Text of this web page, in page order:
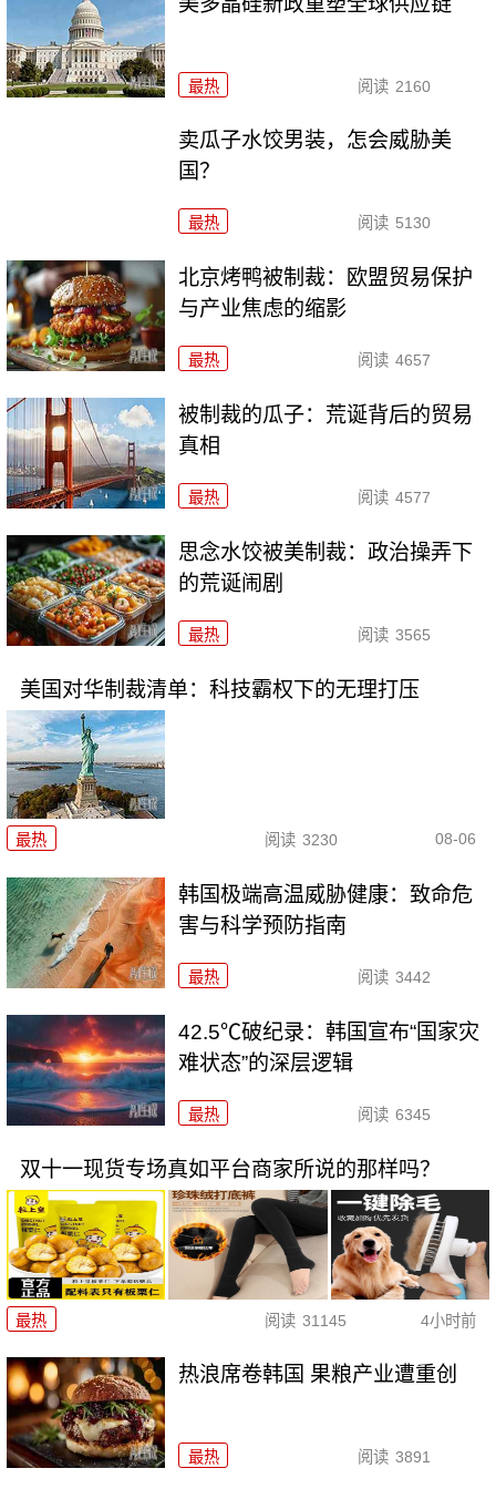
最热 阅读 2160
卖瓜子水饺男装，怎会威胁美
国？
最热 阅读 5130
北京烤鸭被制裁：欧盟贸易保护
与产业焦虑的缩影
最热 阅读 4657
被制裁的瓜子：荒诞背后的贸易
真相
最热 阅读 4577
思念水饺被美制裁：政治操弄下
的荒诞闹剧
最热 阅读 3565
美国对华制裁清单：科技霸权下的无理打压
最热 阅读 3230 08-06
韩国极端高温威胁健康：致命危
害与科学预防指南
最热 阅读 3442
42.5℃破纪录：韩国宣布“国家灾
难状态”的深层逻辑
最热 阅读 6345
双十一现货专场真如平台商家所说的那样吗？
最热 阅读 31145 4小时前
热浪席卷韩国 果粮产业遭重创
最热 阅读 3891